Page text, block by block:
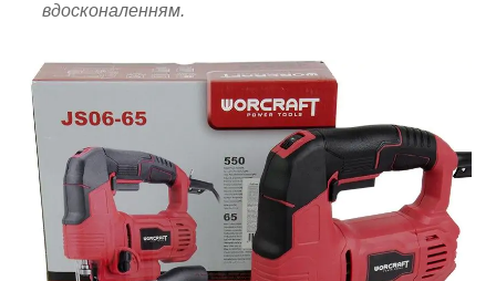
вдосконаленням.